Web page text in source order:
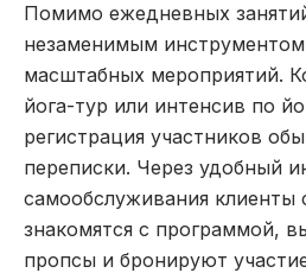
Помимо ежедневных
незаменимым инструментом
масштабных мероприятий.
йога-тур или интенсив по
регистрация участников
переписки. Через удобный
самообслуживания клиенты
знакомятся с программой,
пропсы и бронируют